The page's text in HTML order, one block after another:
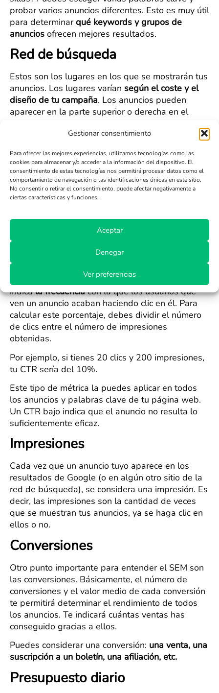
Gestionar consentimiento
Para ofrecer las mejores experiencias, utilizamos tecnologías como las
cookies para almacenar y/o acceder a la información del dispositivo. El
consentimiento de estas tecnologías nos permitirá procesar datos como el
comportamiento de navegación o las identificaciones únicas en este sitio.
No consentir o retirar el consentimiento, puede afectar negativamente a
ciertas características y funciones.
Aceptar
Denegar
Ver preferencias
probar varios anuncios diferentes. Esto es muy útil
para determinarqué keywords y grupos de
anuncios ofrecen mejores resultados.
Red de búsqueda
Estos son los lugares en los que se mostrarán tus
anuncios. Los lugares varían según el coste y el
diseño de tu campaña. Los anuncios pueden
aparecer en la parte superior o derecha en el
Play, Google Maps, etc.) o en los sitios asociados
Clics
Son la cantidad de veces que los usuarios hacen
clic en los banners de los anuncios que has
determinar si un anuncio en específico
para cierto tipo de audiencia
CTR
El Click Through Rate , o porcentaje de clics,
indicala frecuenciacon la que los usuarios que
ven un anuncio acaban haciendo clic en él. Para
calcular este porcentaje, debes dividir el número
de clics entre el número de impresiones
obtenidas.
Por ejemplo, si tienes 20 clics y 200 impresiones,
tu CTR sería del 10%.
Este tipo de métrica la puedes aplicar en todos
los anuncios y palabras clave de tu página web.
Un CTR bajo indica que el anuncio no resulta lo
suficientemente eficaz.
Impresiones
Cada vez que un anuncio tuyo aparece en los
resultados de Google (o en algún otro sitio de la
red de búsqueda), se considera una impresión. Es
decir, las impresiones son la cantidad de veces
que se muestran tus anuncios, ya se haga clic en
ellos o no.
Conversiones
Otro punto importante para entender el SEM son
las conversiones. Básicamente, el número de
conversiones y el valor medio de cada conversión
te permitirá determinar el rendimiento de todos
los anuncios. Te indicará cuántas ventas has
conseguido gracias a ellos.
Puedes considerar una conversión: una venta, una
suscripción a un boletín, una afiliación, etc.
Presupuesto diario